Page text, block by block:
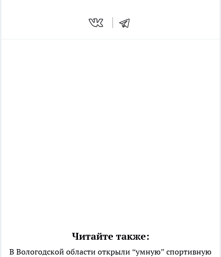
Читайте также:
В Вологодской области открыли “умную” спортивную